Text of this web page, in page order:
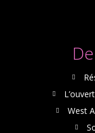
West